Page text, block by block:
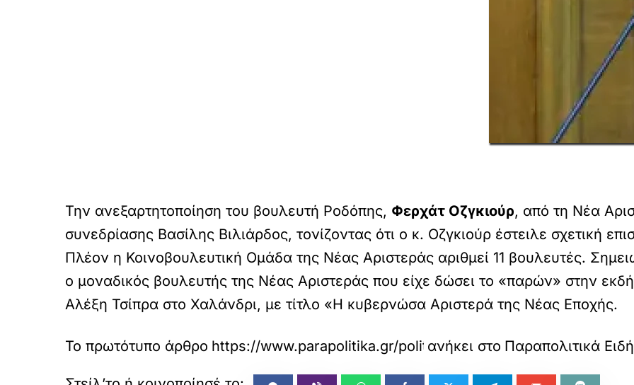
Την ανεξαρτητοποίηση του βουλευτή Ροδόπης, Φερχάτ Οζγκιούρ, από τη Νέα
συνεδρίασης Βασίλης Βιλιάρδος, τονίζοντας ότι ο κ. Οζγκιούρ έστειλε σχετική
Πλέον η Κοινοβουλευτική Ομάδα της Νέας Αριστεράς αριθμεί 11 βουλευτές.
ο μοναδικός βουλευτής της Νέας Αριστεράς που είχε δώσει το «παρών» στην
Αλέξη Τσίπρα στο Χαλάνδρι, με τίτλο «Η κυβερνώσα Αριστερά της Νέας Εποχής.
Το πρωτότυπο άρθρο https://www.parapolitika.gr/politiki/article/1728195/
ανήκει στο Παραπολιτικά